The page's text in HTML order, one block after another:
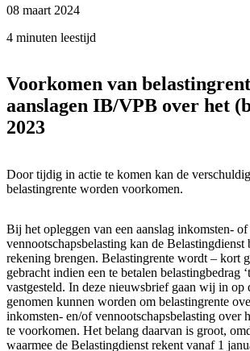
08 maart 2024
4 minuten leestijd
Voorkomen van
aanslagen IB/VPB over het
2023
Door tijdig in actie te komen kan de
belastingrente worden voorkomen.
Bij het opleggen van een aanslag inkomsten- of
vennootschapsbelasting kan de Belastingdienst
rekening brengen. Belastingrente wordt – kort
gebracht indien een te betalen belastingbedrag
vastgesteld. In deze nieuwsbrief gaan wij in op
genomen kunnen worden om belastingrente
inkomsten- en/of vennootschapsbelasting over
te voorkomen. Het belang daarvan is groot,
waarmee de Belastingdienst rekent vanaf 1